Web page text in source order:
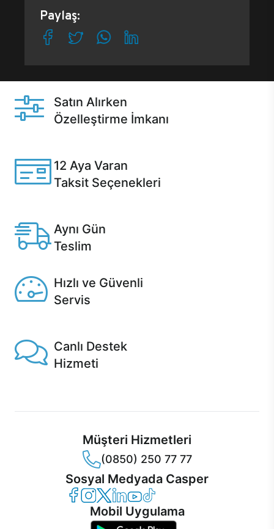
Paylaş:
Satın Alırken
Özelleştirme İmkanı
12 Aya Varan
Taksit Seçenekleri
Aynı Gün
Teslim
Hızlı ve Güvenli
Servis
Canlı Destek
Hizmeti
Müşteri Hizmetleri
(0850) 250 77 77
Sosyal Medyada Casper
Casper Facebook
Casper Instagram
Casper Twitter
Casper LinkedIn
Casper YouTube
Casper TikTok
Mobil Uygulama